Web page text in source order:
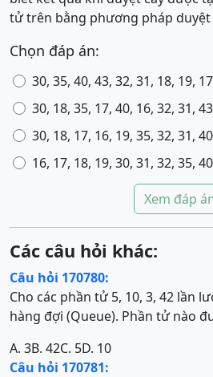
tử trên bằng phương pháp duyệt
Chọn đáp án:
30, 35, 40, 43, 32, 31, 18, 19,
30, 18, 35, 17, 40, 16, 32, 31,
30, 18, 17, 16, 19, 35, 32, 31,
16, 17, 18, 19, 30, 31, 32, 35,
Xem đáp
Các câu hỏi khác:
Câu hỏi 170780:
Cho các phần tử 5, 10, 3, 42 lần
hàng đợi (Queue). Phần tử nào
A. 3B. 42C. 5D. 10
Câu hỏi 170781: